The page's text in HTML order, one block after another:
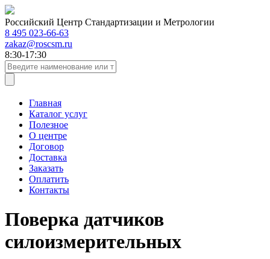
Российский Центр Стандартизации и Метрологии
8 495 023-66-63
zakaz@roscsm.ru
8:30-17:30
Главная
Каталог услуг
Полезное
О центре
Договор
Доставка
Заказать
Оплатить
Контакты
Поверка датчиков
силоизмерительных